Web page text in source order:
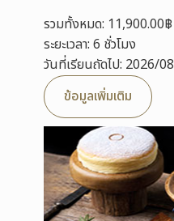
รวมทั้งหมด: 11,900.00฿
ระยะเวลา: 6 ชั่วโมง
วันที่เรียนถัดไป: 2026/
ข้อมูลเพิ่มเติม